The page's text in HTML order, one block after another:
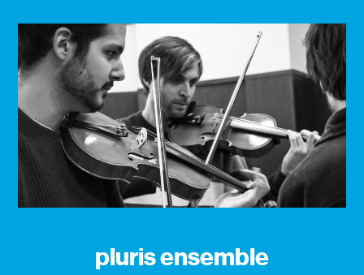
pluris ensemble